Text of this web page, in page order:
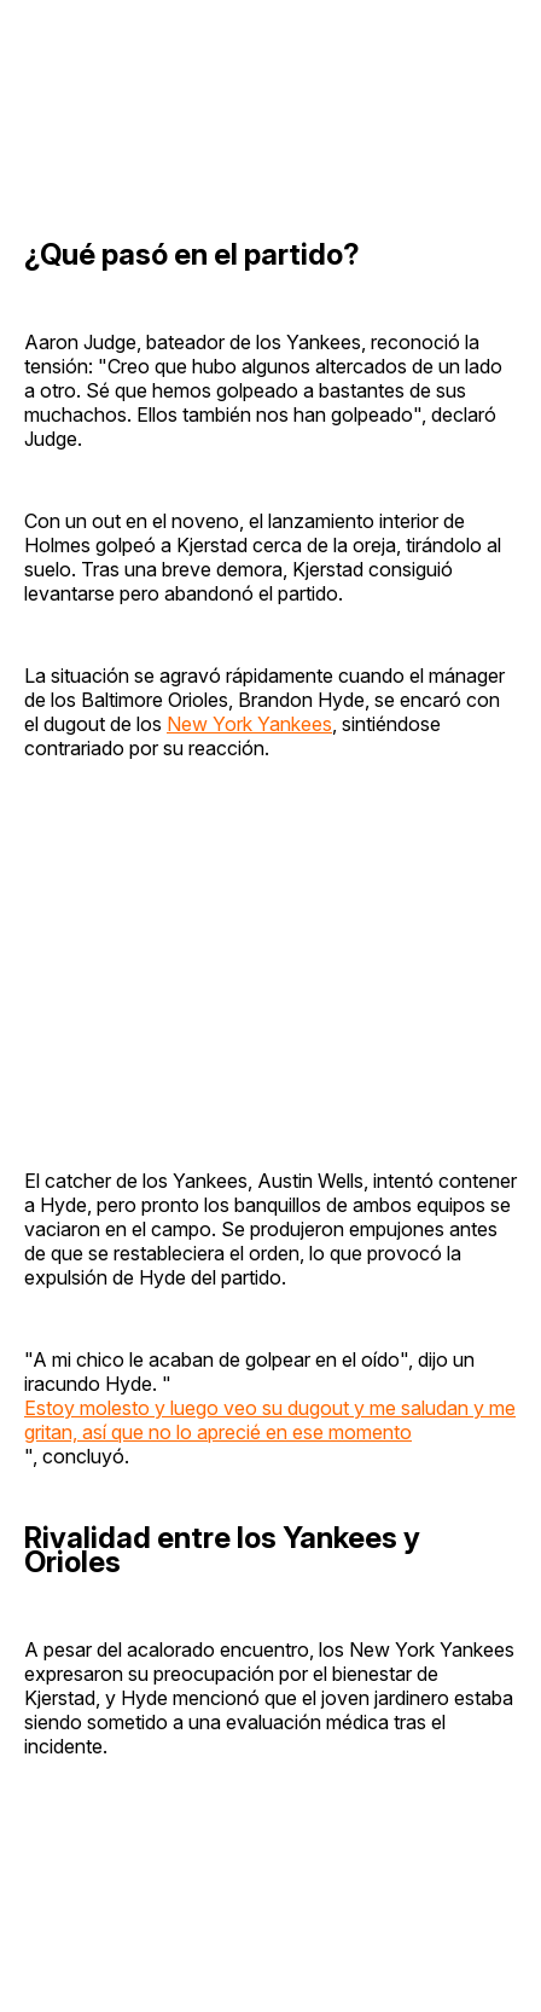
¿Qué pasó en el partido?
Aaron Judge, bateador de los Yankees, reconoció la
tensión: "Creo que hubo algunos altercados de un lado
a otro. Sé que hemos golpeado a bastantes de sus
muchachos. Ellos también nos han golpeado", declaró
Judge.
Con un out en el noveno, el lanzamiento interior de
Holmes golpeó a Kjerstad cerca de la oreja, tirándolo al
suelo. Tras una breve demora, Kjerstad consiguió
levantarse pero abandonó el partido.
La situación se agravó rápidamente cuando el mánager
de los Baltimore Orioles, Brandon Hyde, se encaró con
el dugout de los New York Yankees , sintiéndose
contrariado por su reacción.
El catcher de los Yankees, Austin Wells, intentó contener
a Hyde, pero pronto los banquillos de ambos equipos se
vaciaron en el campo. Se produjeron empujones antes
de que se restableciera el orden, lo que provocó la
expulsión de Hyde del partido.
"A mi chico le acaban de golpear en el oído", dijo un
iracundo Hyde. "
Estoy molesto y luego veo su dugout y me saludan y me
gritan, así que no lo aprecié en ese momento
", concluyó.
Rivalidad entre los Yankees y
Orioles
A pesar del acalorado encuentro, los New York Yankees
expresaron su preocupación por el bienestar de
Kjerstad, y Hyde mencionó que el joven jardinero estaba
siendo sometido a una evaluación médica tras el
incidente.